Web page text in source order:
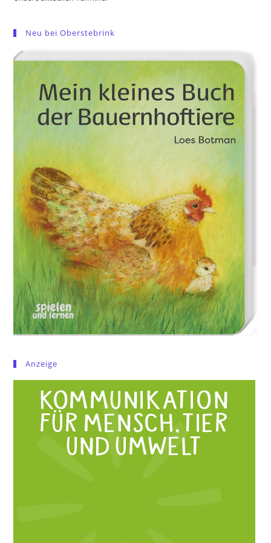
Neu bei Oberstebrink
Anzeige